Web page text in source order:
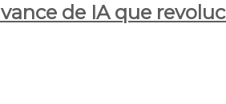
de IA que